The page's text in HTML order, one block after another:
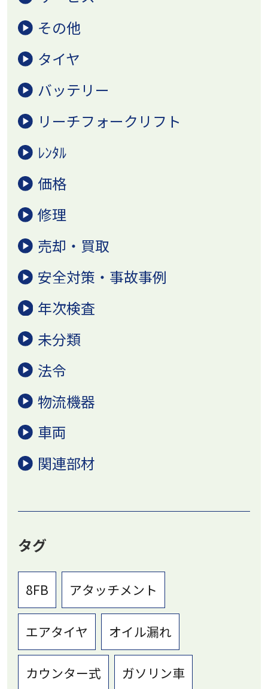
その他
タイヤ
バッテリー
リーチフォークリフト
ﾚﾝﾀﾙ
価格
修理
売却・買取
安全対策・事故事例
年次検査
未分類
法令
物流機器
車両
関連部材
タグ
8FB アタッチメント
エアタイヤ オイル漏れ
カウンター式 ガソリン車